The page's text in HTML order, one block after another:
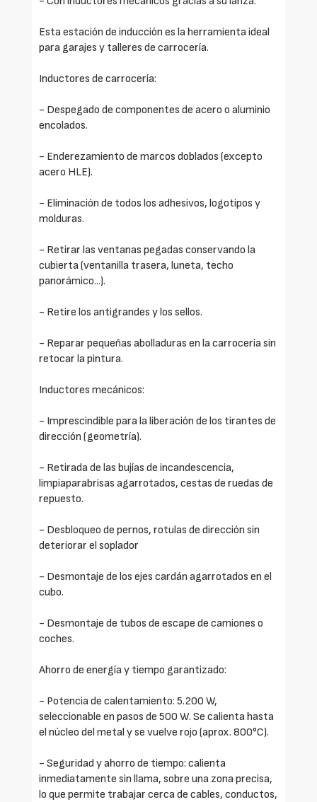
Esta estación de inducción es la herramienta ideal
para garajes y talleres de carrocería.
Inductores de carrocería:
- Despegado de componentes de acero o aluminio
encolados.
- Enderezamiento de marcos doblados (excepto
acero HLE).
- Eliminación de todos los adhesivos, logotipos y
molduras.
- Retirar las ventanas pegadas conservando la
cubierta (ventanilla trasera, luneta, techo
panorámico...).
- Retire los antigrandes y los sellos.
- Reparar pequeñas abolladuras en la carrocería sin
retocar la pintura.
Inductores mecánicos:
- Imprescindible para la liberación de los tirantes de
dirección (geometría).
- Retirada de las bujías de incandescencia,
limpiaparabrisas agarrotados, cestas de ruedas de
repuesto.
- Desbloqueo de pernos, rotulas de dirección sin
deteriorar el soplador
- Desmontaje de los ejes cardán agarrotados en el
cubo.
- Desmontaje de tubos de escape de camiones o
coches.
Ahorro de energía y tiempo garantizado:
- Potencia de calentamiento: 5.200 W,
seleccionable en pasos de 500 W. Se calienta hasta
el núcleo del metal y se vuelve rojo (aprox. 800°C).
- Seguridad y ahorro de tiempo: calienta
inmediatamente sin llama, sobre una zona precisa,
lo que permite trabajar cerca de cables, conductos,